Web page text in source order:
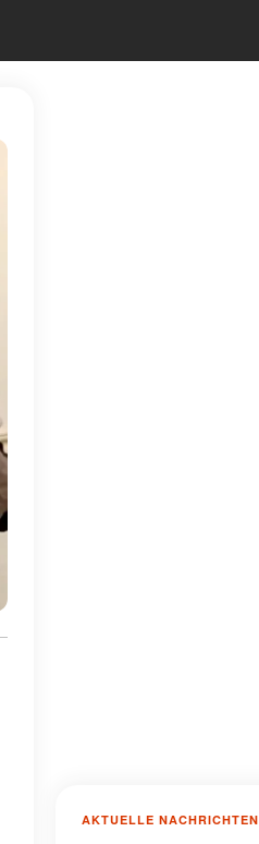
AKTUELLE NACHRICHTEN